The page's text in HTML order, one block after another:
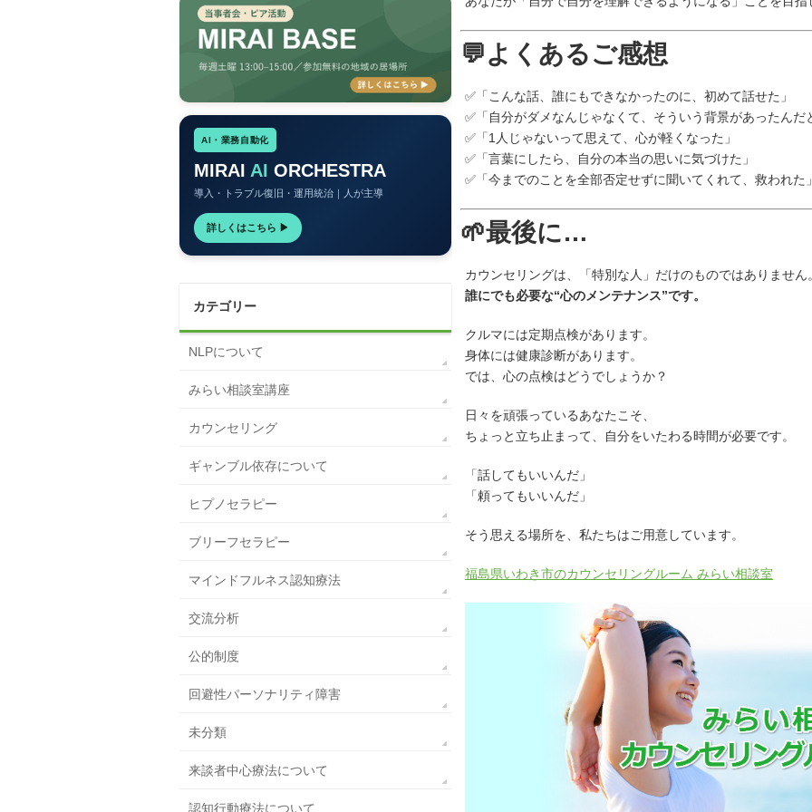
💬よくあるご感想
✅「こんな話、誰にもできなかったのに、初めて話せた」
✅「自分がダメなんじゃなくて、そういう背景があったんだ
✅「1人じゃないって思えて、心が軽くなった」
✅「言葉にしたら、自分の本当の思いに気づけた」
✅「今までのことを全部否定せずに聞いてくれて、救われた」
🌱最後に…
カウンセリングは、「特別な人」だけのものではありません。
誰にでも必要な“心のメンテナンス”です。
クルマには定期点検があります。
身体には健康診断があります。
では、心の点検はどうでしょうか？
日々を頑張っているあなたこそ、
ちょっと立ち止まって、自分をいたわる時間が必要です。
「話してもいいんだ」
「頼ってもいいんだ」
そう思える場所を、私たちはご用意しています。
福島県いわき市のカウンセリングルーム みらい相談室
AI・業務自動化
MIRAI AI ORCHESTRA
導入・トラブル復旧・運用統治｜人が主導
詳しくはこちら ▶
カテゴリー
NLPについて
みらい相談室講座
カウンセリング
ギャンブル依存について
ヒプノセラピー
ブリーフセラピー
マインドフルネス認知療法
交流分析
公的制度
回避性パーソナリティ障害
未分類
来談者中心療法について
認知行動療法について